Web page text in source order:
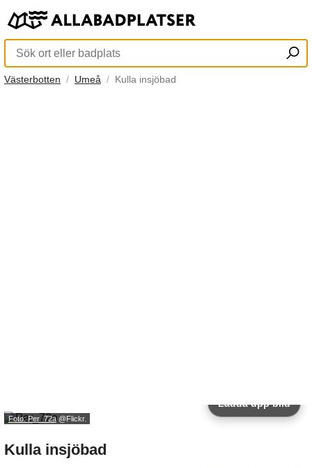
Västerbotten Umeå Kulla insjöbad
Foto: Per_72a@Flickr.
Ladda upp bild
Kulla insjöbad